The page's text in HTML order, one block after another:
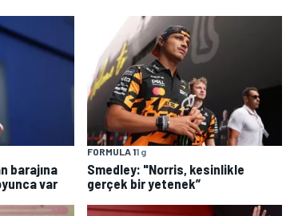
barajına
var
FORMULA 11 g
Smedley: "Norris, kesinlikle
gerçek bir yetenek”